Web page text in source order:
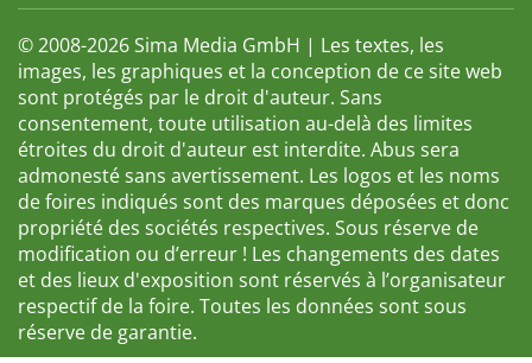
© 2008-2026 Sima Media GmbH | Les textes, les
images, les graphiques et la conception de ce site web
sont protégés par le droit d'auteur. Sans
consentement, toute utilisation au-delà des limites
étroites du droit d'auteur est interdite. Abus sera
admonesté sans avertissement. Les logos et les noms
de foires indiqués sont des marques déposées et donc
propriété des sociétés respectives. Sous réserve de
modification ou d’erreur ! Les changements des dates
et des lieux d'exposition sont réservés à l’organisateur
respectif de la foire. Toutes les données sont sous
réserve de garantie.